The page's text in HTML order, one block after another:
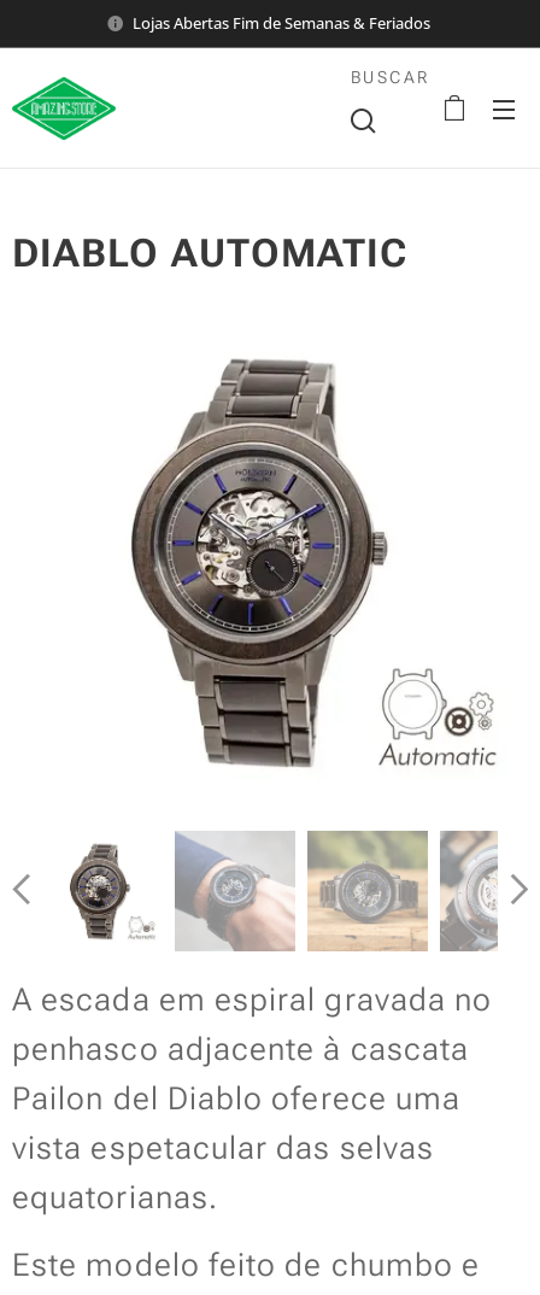
Lojas Abertas Fim de Semanas & Feriados
BUSCAR
DIABLO AUTOMATIC
A escada em espiral gravada no
penhasco adjacente à cascata
Pailon del Diablo oferece uma
vista espetacular das selvas
equatorianas.
Este modelo feito de chumbo e